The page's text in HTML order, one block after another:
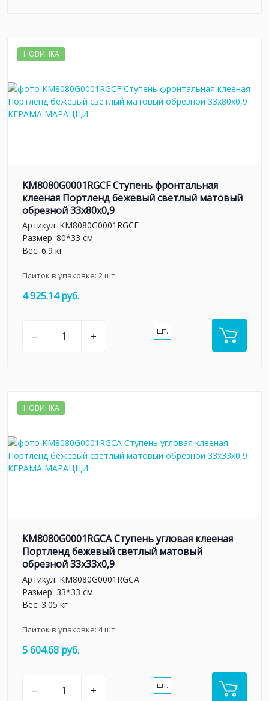
НОВИНКА
KM8080G0001RGCF Ступень фронтальная
клееная Портленд бежевый светлый матовый
обрезной 33x80x0,9
Артикул: KM8080G0001RGCF
Размер: 80*33 см
Вес: 6.9 кг
Плиток в упаковке: 2шт
4 925.14 руб.
– + шт.
НОВИНКА
KM8080G0001RGCA Ступень угловая клееная
Портленд бежевый светлый матовый
обрезной 33x33x0,9
Артикул: KM8080G0001RGCA
Размер: 33*33 см
Вес: 3.05 кг
Плиток в упаковке: 4шт
5 604.68 руб.
– + шт.